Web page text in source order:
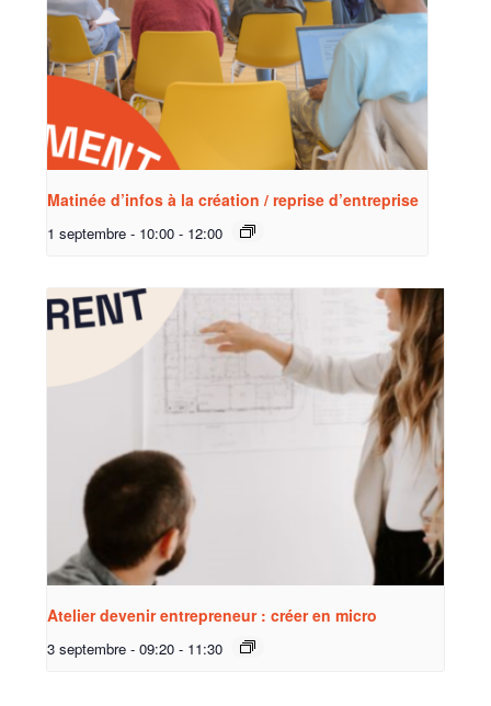
Matinée d’infos à la création / reprise d’entreprise
1 septembre - 10:00 - 12:00
Atelier devenir entrepreneur : créer en micro
3 septembre - 09:20 - 11:30